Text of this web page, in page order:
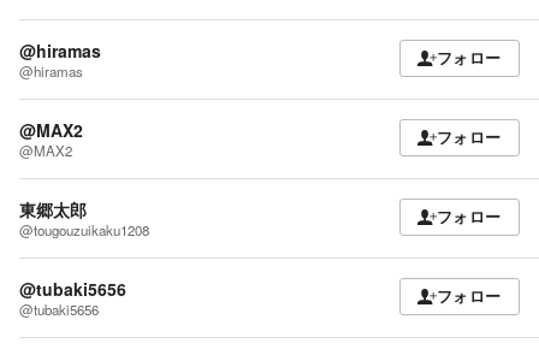
@hiramas
@hiramas
フォロー
@MAX2
@MAX2
フォロー
東郷太郎
@tougouzuikaku1208
フォロー
@tubaki5656
@tubaki5656
フォロー